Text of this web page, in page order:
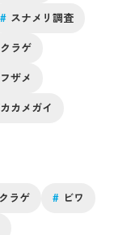
# スナメリ調査
ラゲ
ザメ
カメガイ
ラゲ # ビワ